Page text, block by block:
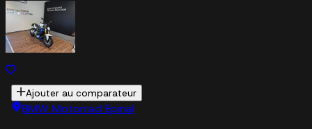
Ajouter au comparateur
BMW Motorrad Epinal